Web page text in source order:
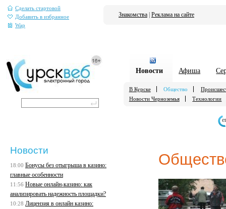
Сделать стартовой
Добавить в избранное
Wap
Знакомства Реклама на сайте
Новости Афиша
В Курске Общество
Новости Черноземья
Технологии
Новости
18:00 Бонусы без отыгрыша в казино:
главные особенности
11:56 Новые онлайн-казино: как
анализировать надежность площадки?
10:28 Лицензия в онлайн казино: